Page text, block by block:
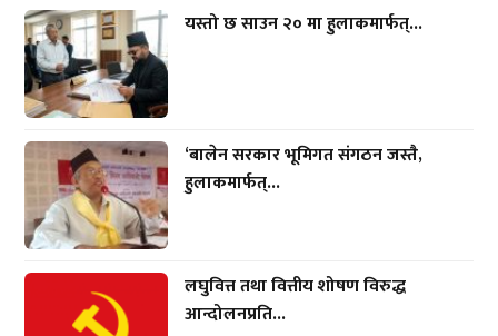
यस्तो छ साउन २० मा हुलाकमार्फत्...
‘बालेन सरकार भूमिगत संगठन जस्तै,
हुलाकमार्फत्...
लघुवित्त तथा वित्तीय शोषण विरुद्ध
आन्दोलनप्रति...